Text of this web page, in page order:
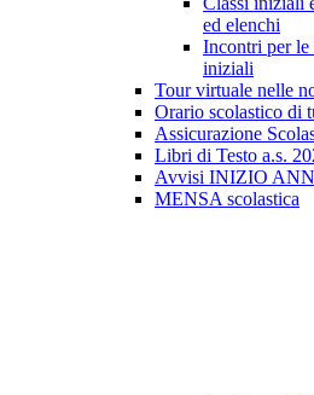
ed elenchi
Incontri per le
iniziali
Tour virtuale nelle
Orario scolastico di
Assicurazione
Libri di Testo a.s.
Avvisi INIZIO
MENSA scolastica